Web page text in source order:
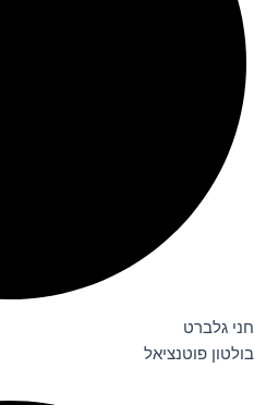
חני גלברט
בולטון פוטנציאל